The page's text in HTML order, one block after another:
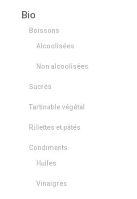
Bio
Boissons
Alcoolisées
Non alcoolisées
Sucrés
Tartinable végétal
Rillettes et pâtés
Condiments
Huiles
Vinaigres